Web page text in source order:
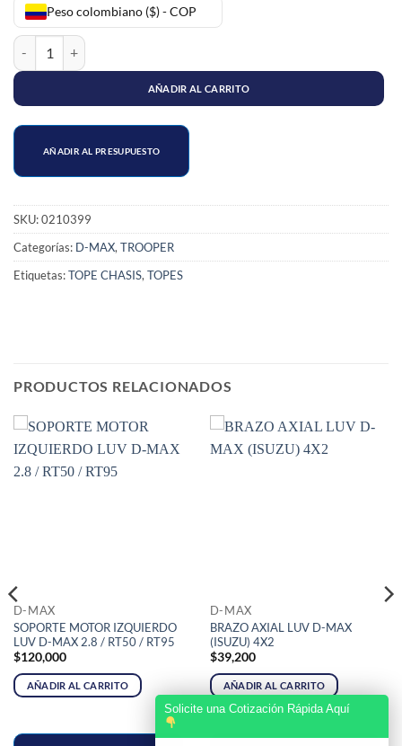
Peso colombiano ($) - COP
TOPE CHASIS TRASERO D MAX 3.0 / TROOPER cantidad
AÑADIR AL CARRITO
AÑADIR AL PRESUPUESTO
SKU:0210399
Categorías: D-MAX, TROOPER
Etiquetas:TOPE CHASIS, TOPES
PRODUCTOS RELACIONADOS
D-MAX
SOPORTE MOTOR IZQUIERDO
LUV D-MAX 2.8 / RT50 / RT95
$120,000
AÑADIR AL CARRITO
D-MAX
BRAZO AXIAL LUV D-MAX
(ISUZU) 4X2
$39,200
AÑADIR AL CARRITO
Solicite una Cotización Rápida Aquí